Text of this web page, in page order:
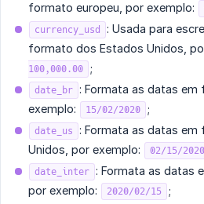
formato europeu, por exemplo:
currency_usd
: Usada para
formato dos Estados Unidos,
100,000.00 ;
date_br : Formata as datas
exemplo:
15/02/2020 ;
date_us : Formata as datas
Unidos, por exemplo:
02/15/2020
date_inter : Formata as datas
por exemplo:
2020/02/15 ;